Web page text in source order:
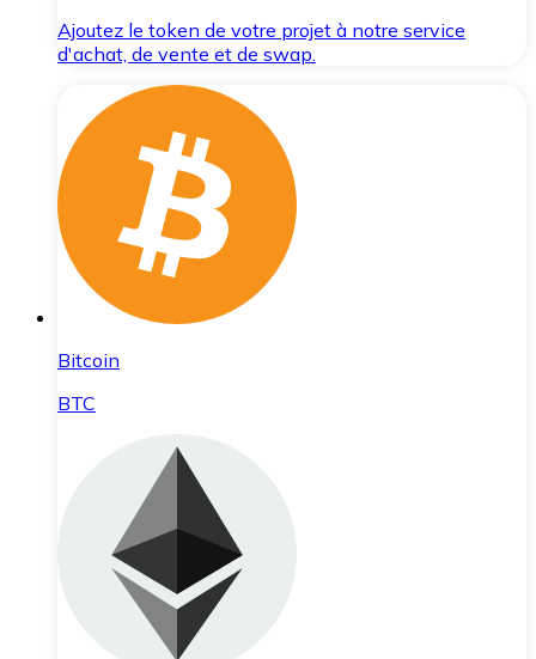
Ajoutez le token de votre projet à notre service
d'achat, de vente et de swap.
Bitcoin
BTC